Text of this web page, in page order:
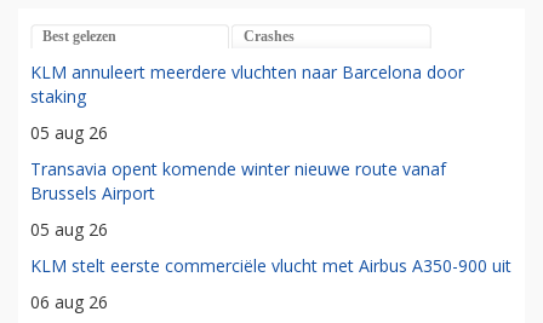
Best gelezen Crashes
KLM annuleert meerdere vluchten naar Barcelona door
staking
05 aug 26
Transavia opent komende winter nieuwe route vanaf
Brussels Airport
05 aug 26
KLM stelt eerste commerciële vlucht met Airbus A350-900 uit
06 aug 26